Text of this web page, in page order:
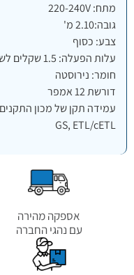
מתח: 220-240V
גובה:2.10 מ'
צבע: כסוף
עלות הפעלה: 1.5 שקלים לשעה
חומר: נירוסטה
דורשת 12 אמפר
GS, ETL/cETL
אספקה מהירה
עם נהגי החברה